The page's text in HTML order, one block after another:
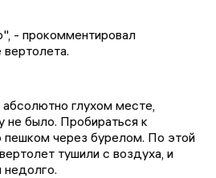
- прокомментировал
глухом месте,
не было. Пробираться к
пешком через бурелом. По этой
тушили с воздуха, и